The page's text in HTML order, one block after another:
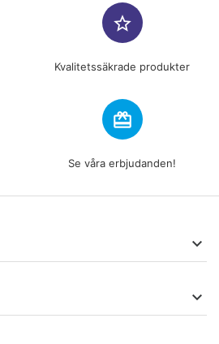
star_border
Kvalitetssäkrade produkter
redeem
Se våra erbjudanden!

